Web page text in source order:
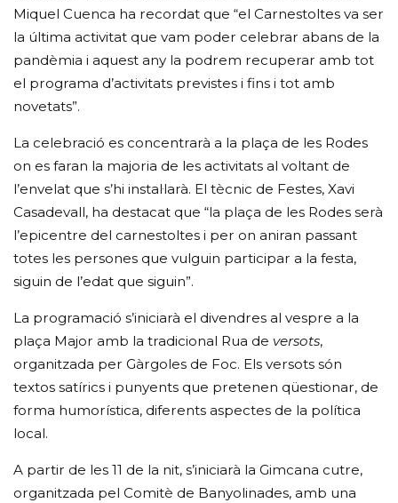
Miquel Cuenca ha recordat que “el Carnestoltes va ser
la última activitat que vam poder celebrar abans de la
pandèmia i aquest any la podrem recuperar amb tot
el programa d’activitats previstes i fins i tot amb
novetats”.
La celebració es concentrarà a la plaça de les Rodes
on es faran la majoria de les activitats al voltant de
l’envelat que s’hi instal·larà. El tècnic de Festes, Xavi
Casadevall, ha destacat que “la plaça de les Rodes serà
l’epicentre del carnestoltes i per on aniran passant
totes les persones que vulguin participar a la festa,
siguin de l’edat que siguin”.
La programació s’iniciarà el divendres al vespre a la
plaça Major amb la tradicional Rua de versots,
organitzada per Gàrgoles de Foc. Els versots són
textos satírics i punyents que pretenen qüestionar, de
forma humorística, diferents aspectes de la política
local.
A partir de les 11 de la nit, s’iniciarà la Gimcana cutre,
organitzada pel Comitè de Banyolinades, amb una